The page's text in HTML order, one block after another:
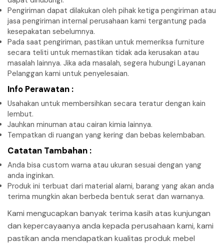
Pengiriman dapat dilakukan oleh pihak ketiga pengiriman atau
jasa pengiriman internal perusahaan kami tergantung pada
kesepakatan sebelumnya.
Pada saat pengiriman, pastikan untuk memeriksa furniture
secara teliti untuk memastikan tidak ada kerusakan atau
masalah lainnya. Jika ada masalah, segera hubungi Layanan
Pelanggan kami untuk penyelesaian.
Info Perawatan :
Usahakan untuk membersihkan secara teratur dengan kain
lembut.
Jauhkan minuman atau cairan kimia lainnya.
Tempatkan di ruangan yang kering dan bebas kelembaban.
Catatan Tambahan :
Anda bisa custom warna atau ukuran sesuai dengan yang
anda inginkan.
Produk ini terbuat dari material alami, barang yang akan anda
terima mungkin akan berbeda bentuk serat dan warnanya.
Kami mengucapkan banyak terima kasih atas kunjungan
dan kepercayaanya anda kepada perusahaan kami, kami
pastikan anda mendapatkan kualitas produk mebel